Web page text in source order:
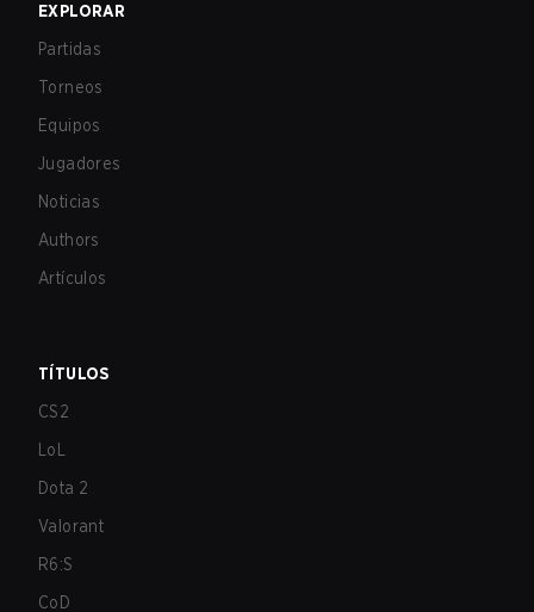
EXPLORAR
Partidas
Torneos
Equipos
Jugadores
Noticias
Authors
Artículos
TÍTULOS
CS2
LoL
Dota 2
Valorant
R6:S
CoD